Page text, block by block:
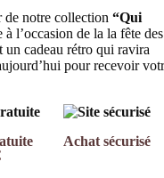
notre collection “Qui
l’occasion de la la fête des
un cadeau rétro qui ravira
pour recevoir
Achat sécurisé